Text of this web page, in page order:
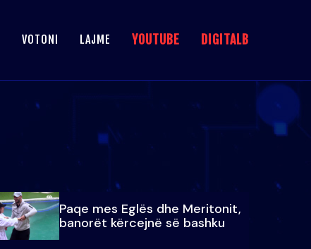
VOTONI LAJME YOUTUBE DIGITALB
Paqe mes Eglës dhe Meritonit,
banorët kërcejnë së bashku